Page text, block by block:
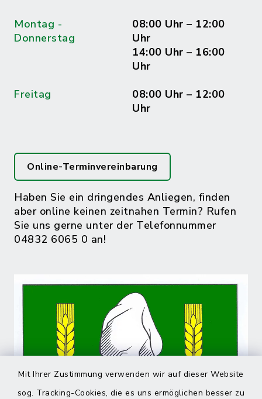
Mit Ihrer Zustimmung verwenden wir auf dieser Website
sog. Tracking-Cookies, die es uns ermöglichen besser zu
Montag -
Donnerstag
08:00 Uhr – 12:00
Uhr
14:00 Uhr – 16:00
Uhr
Freitag
08:00 Uhr – 12:00
Uhr
Online-Terminvereinbarung
Haben Sie ein dringendes Anliegen, finden
aber online keinen zeitnahen Termin? Rufen
Sie uns gerne unter der Telefonnummer
04832 6065 0 an!